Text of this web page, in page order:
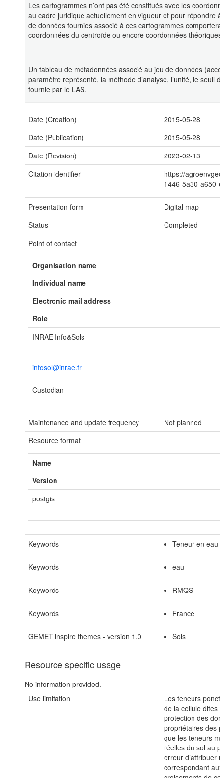
Les cartogrammes n’ont pas été constitués avec les
au cadre juridique actuellement en vigueur et pour
de données fournies associé à ces cartogrammes
coordonnées du centroïde ou encore coordonnées
Un tableau de métadonnées associé au jeu de données
paramètre représenté, la méthode d’analyse, l’unité, le
fournie par le LAS.
Date (Creation)
2015-05-28
Date (Publication)
2015-05-28
Date (Revision)
2023-02-13
Citation identifier
https://
1446-5a30-
Presentation form
Digital map
Status
Completed
Point of contact
Organisation name
Individual name
Electronic mail address
Role
INRAE Info&Sols
infosol@inrae.fr
Custodian
Maintenance and update frequency
Not planned
Resource format
Name
Version
postgis
Keywords Teneur en
Keywords eau
Keywords RMQS
Keywords France
GEMET inspire themes - version 1.0 Sols
Resource specific usage
No information provided.
Use limitation
Les teneurs
de la cellule
protection des
propriétaires des
que les teneurs
réelles du sol au
erreur
correspondant